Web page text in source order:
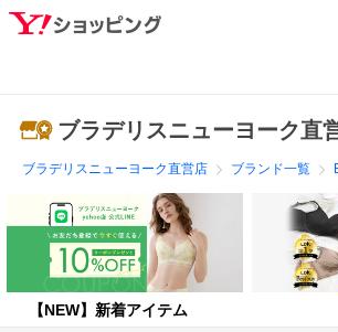
ブラデリスニューヨーク直
ブラデリスニューヨーク直営店 ブランド一覧